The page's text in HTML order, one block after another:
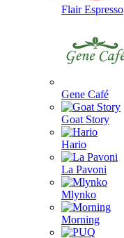
Flair Espresso
Gene Café
Goat Story
Hario
La Pavoni
Mlynko
Morning